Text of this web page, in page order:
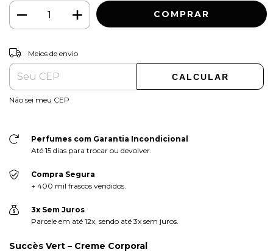
Entregas para o CEP:
Meios de envio
CALCULAR
Não sei meu CEP
Perfumes com Garantia Incondicional
Até 15 dias para trocar ou devolver.
Compra Segura
+ 400 mil frascos vendidos.
3x Sem Juros
Parcele em até 12x, sendo até 3x sem juros.
Succès Vert – Creme Corporal